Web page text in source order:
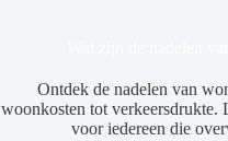
Ontdek de nadelen van
woonkosten tot verkeersdrukte.
voor iedereen die